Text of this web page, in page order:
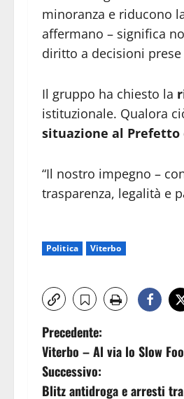
minoranza e riducono
affermano – significa
diritto a decisioni
Il gruppo ha chiesto la
istituzionale. Qualora
situazione al Prefetto
“Il nostro impegno –
trasparenza, legalità e
Politica Viterbo
N
a
Precedente:
Viterbo – Al via lo Slow
Successivo:
Blitz antidroga e arresti